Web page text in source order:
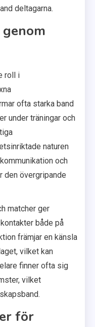
deltagarna.
roll i
ofta starka band
under träningar och
naturen
och
övergripande
matcher ger
både på
främjar en känsla
vilket kan
finner ofta sig
vilket
för